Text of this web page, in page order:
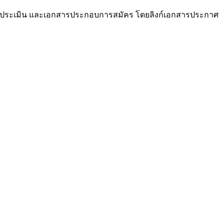
เมิน และเอกสารประกอบการสมัคร โดยลิงก์เอกสารประกาศ